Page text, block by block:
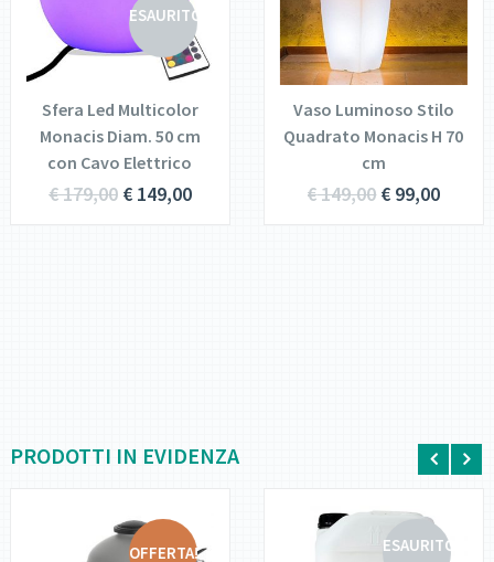
ESAURITO
LEGGI
TUTTO
Sfera Led Multicolor
Monacis Diam. 50 cm
con Cavo Elettrico
€179,00 €149,00
AGGIUNGI AL
CARRELLO
Vaso Luminoso Stilo
Quadrato Monacis H 70
cm
€149,00€ 99,00
PRODOTTI IN EVIDENZA
OFFERTA! ESAURITO